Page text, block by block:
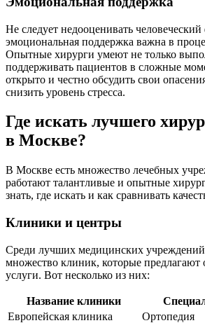
Не следует недооценивать
эмоциональная поддержка важна в
Опытные хирурги умеют не только
поддерживать пациентов в сложные
открыто и честно обсудить свои
снизить уровень стресса.
Где искать лучшего
в Москве?
В Москве есть множество лечебных
работают талантливые и опытные
знать, где искать и как сравнивать
Клиники и центры
Среди лучших медицинских
множество клиник, которые предлагают
услуги. Вот несколько из них:
Название клиники
Европейская клиника
Ортопедия